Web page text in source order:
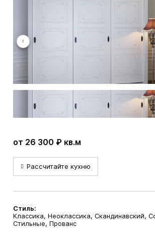
от 26 300 ₽ кв.м
Рассчитайте кухню
Стиль:
Классика, Неоклассика, Скандинавский,
Стильные, Прованс